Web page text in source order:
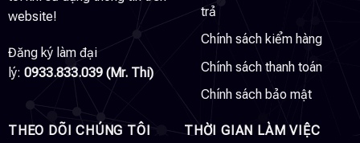
website!
Đăng ký làm đại
lý: 0933.833.039 (Mr. Thi)
trả
Chính sách kiểm hàng
Chính sách thanh toán
Chính sách bảo mật
THEO DÕI CHÚNG TÔI THỜI GIAN LÀM VIỆC